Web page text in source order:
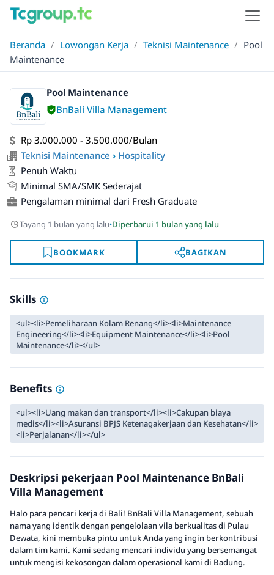
Beranda / Lowongan Kerja / Teknisi Maintenance / Pool
Maintenance
Pool Maintenance
BnBali Villa Management
Rp 3.000.000 - 3.500.000/Bulan
Teknisi Maintenance › Hospitality
Penuh Waktu
Minimal SMA/SMK Sederajat
Pengalaman minimal dari Fresh Graduate
Tayang 1 bulan yang lalu·Diperbarui 1 bulan yang lalu
BOOKMARK BAGIKAN
Skills
<ul><li>Pemeliharaan Kolam Renang</li><li>Maintenance
Engineering</li><li>Equipment Maintenance</li><li>Pool
Maintenance</li></ul>
Benefits
<ul><li>Uang makan dan transport</li><li>Cakupan biaya
medis</li><li>Asuransi BPJS Ketenagakerjaan dan Kesehatan</li>
<li>Perjalanan</li></ul>
Deskripsi pekerjaan Pool Maintenance BnBali
Villa Management
Halo para pencari kerja di Bali! BnBali Villa Management, sebuah
nama yang identik dengan pengelolaan vila berkualitas di Pulau
Dewata, kini membuka pintu untuk Anda yang ingin berkontribusi
dalam tim kami. Kami sedang mencari individu yang bersemangat
untuk mengisi kekosongan dalam operasional kami di Badung.